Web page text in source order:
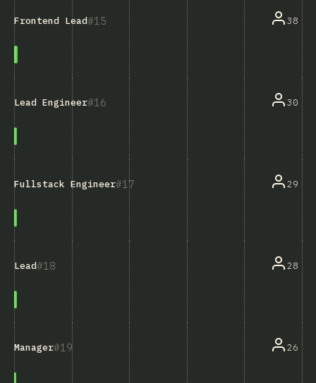
15
Frontend Lead 38
16
Lead Engineer 30
17
Fullstack Engineer 29
18
Lead 28
19
Manager 26